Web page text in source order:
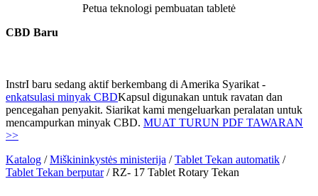
Petua teknologi pembuatan tabletė
CBD Baru
InstrI baru sedang aktif berkembang di Amerika Syarikat -
enkatsulasi minyak CBDKapsul digunakan untuk ravatan dan
pencegahan penyakit. Siarikat kami mengeluarkan peralatan untuk
mencampurkan minyak CBD. MUAT TURUN PDF TAWARAN
>>
Katalog /Miškininkystės ministerija /Tablet Tekan automatik /
Tablet Tekan berputar/RZ- 17 Tablet Rotary Tekan